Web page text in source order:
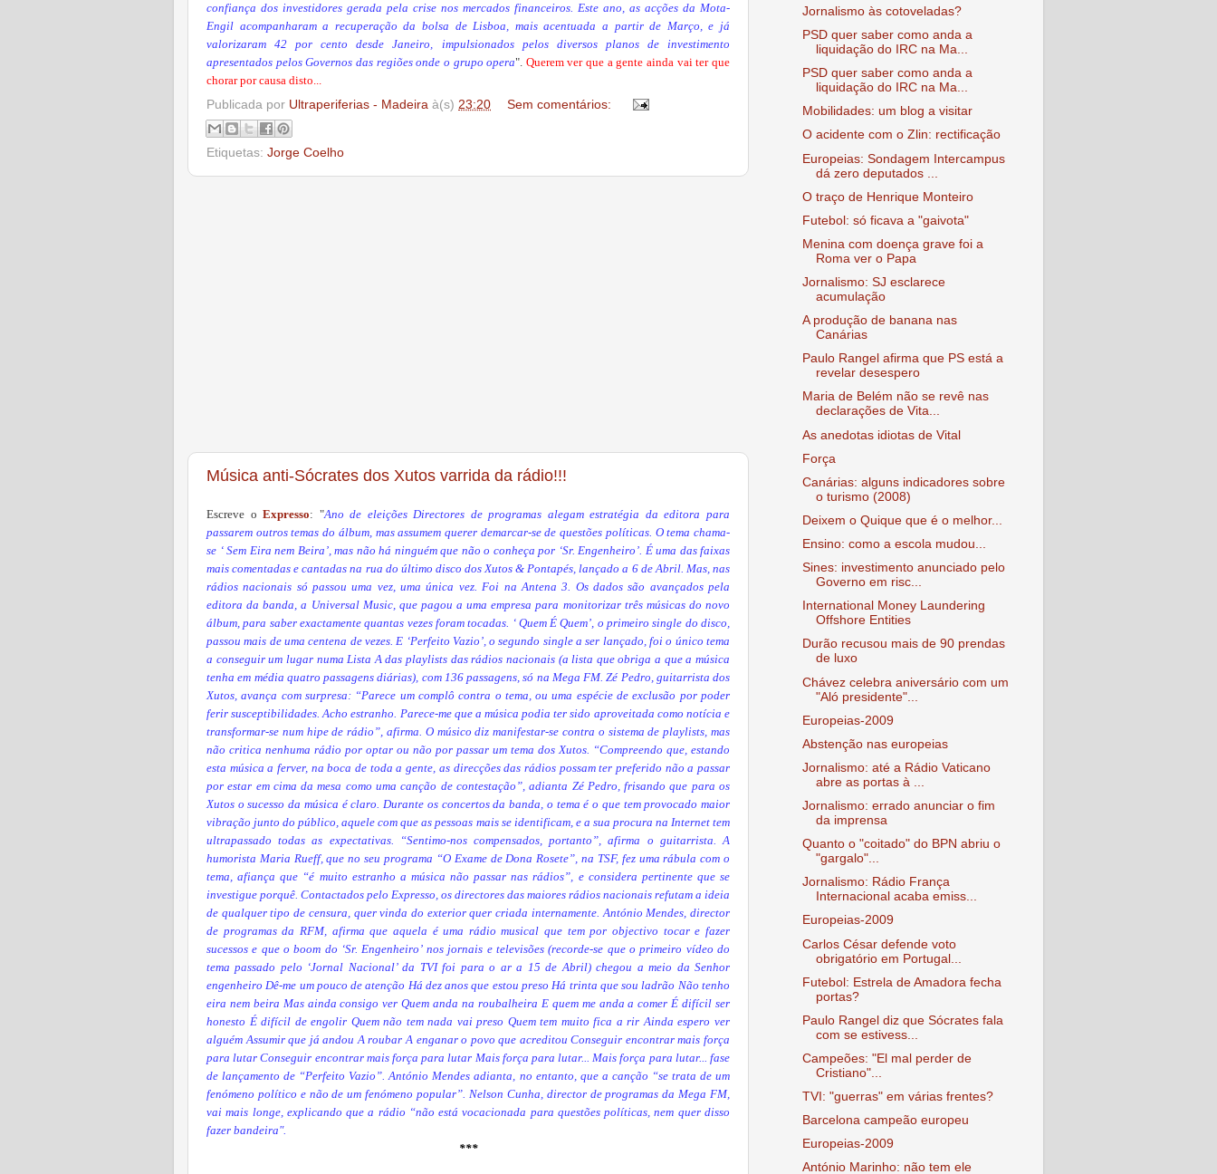
confiança dos investidores gerada pela crise nos mercados financeiros. Este ano, as acções da Mota-
Engil acompanharam a recuperação da bolsa de Lisboa, mais acentuada a partir de Março, e já
valorizaram 42 por cento desde Janeiro, impulsionados pelos diversos planos de investimento
apresentados pelos Governos das regiões onde o grupo opera". Querem ver que a gente ainda vai ter que
chorar por causa disto...
Publicada por Ultraperiferias - Madeira à(s) 23:20 Sem comentários:
Etiquetas: Jorge Coelho
Música anti-Sócrates dos Xutos varrida da rádio!!!
Escreve oExpresso: "Ano de eleições Directores de programas alegam estratégia da editora para
passarem outros temas do álbum, mas assumem querer demarcar-se de questões políticas. O tema chama-
se ‘ Sem Eira nem Beira’, mas não há ninguém que não o conheça por ‘Sr. Engenheiro’. É uma das faixas
mais comentadas e cantadas na rua do último disco dos Xutos & Pontapés, lançado a 6 de Abril. Mas, nas
rádios nacionais só passou uma vez, uma única vez. Foi na Antena 3. Os dados são avançados pela
editora da banda, a Universal Music, que pagou a uma empresa para monitorizar três músicas do novo
álbum, para saber exactamente quantas vezes foram tocadas. ‘ Quem É Quem’, o primeiro single do disco,
passou mais de uma centena de vezes. E ‘Perfeito Vazio’, o segundo single a ser lançado, foi o único tema
a conseguir um lugar numa Lista A das playlists das rádios nacionais (a lista que obriga a que a música
tenha em média quatro passagens diárias), com 136 passagens, só na Mega FM. Zé Pedro, guitarrista dos
Xutos, avança com surpresa: “Parece um complô contra o tema, ou uma espécie de exclusão por poder
ferir susceptibilidades. Acho estranho. Parece-me que a música podia ter sido aproveitada como notícia e
transformar-se num hipe de rádio”, afirma. O músico diz manifestar-se contra o sistema de playlists, mas
não critica nenhuma rádio por optar ou não por passar um tema dos Xutos. “Compreendo que, estando
esta música a ferver, na boca de toda a gente, as direcções das rádios possam ter preferido não a passar
por estar em cima da mesa como uma canção de contestação”, adianta Zé Pedro, frisando que para os
Xutos o sucesso da música é claro. Durante os concertos da banda, o tema é o que tem provocado maior
vibração junto do público, aquele com que as pessoas mais se identificam, e a sua procura na Internet tem
ultrapassado todas as expectativas. “Sentimo-nos compensados, portanto”, afirma o guitarrista. A
humorista Maria Rueff, que no seu programa “O Exame de Dona Rosete”, na TSF, fez uma rábula com o
tema, afiança que “é muito estranho a música não passar nas rádios”, e considera pertinente que se
investigue porquê. Contactados pelo Expresso, os directores das maiores rádios nacionais refutam a ideia
de qualquer tipo de censura, quer vinda do exterior quer criada internamente. António Mendes, director
de programas da RFM, afirma que aquela é uma rádio musical que tem por objectivo tocar e fazer
sucessos e que o boom do ‘Sr. Engenheiro’ nos jornais e televisões (recorde-se que o primeiro vídeo do
tema passado pelo ‘Jornal Nacional’ da TVI foi para o ar a 15 de Abril) chegou a meio da Senhor
engenheiro Dê-me um pouco de atenção Há dez anos que estou preso Há trinta que sou ladrão Não tenho
eira nem beira Mas ainda consigo ver Quem anda na roubalheira E quem me anda a comer É difícil ser
honesto É difícil de engolir Quem não tem nada vai preso Quem tem muito fica a rir Ainda espero ver
alguém Assumir que já andou A roubar A enganar o povo que acreditou Conseguir encontrar mais força
para lutar Conseguir encontrar mais força para lutar Mais força para lutar... Mais força para lutar... fase
de lançamento de “Perfeito Vazio”. António Mendes adianta, no entanto, que a canção “se trata de um
fenómeno político e não de um fenómeno popular”. Nelson Cunha, director de programas da Mega FM,
vai mais longe, explicando que a rádio “não está vocacionada para questões políticas, nem quer disso
fazer bandeira".
***
Jornalismo às cotoveladas?
PSD quer saber como anda a
liquidação do IRC na Ma...
PSD quer saber como anda a
liquidação do IRC na Ma...
Mobilidades: um blog a visitar
O acidente com o Zlin: rectificação
Europeias: Sondagem Intercampus
dá zero deputados ...
O traço de Henrique Monteiro
Futebol: só ficava a "gaivota"
Menina com doença grave foi a
Roma ver o Papa
Jornalismo: SJ esclarece
acumulação
A produção de banana nas
Canárias
Paulo Rangel afirma que PS está a
revelar desespero
Maria de Belém não se revê nas
declarações de Vita...
As anedotas idiotas de Vital
Força
Canárias: alguns indicadores sobre
o turismo (2008)
Deixem o Quique que é o melhor...
Ensino: como a escola mudou...
Sines: investimento anunciado pelo
Governo em risc...
International Money Laundering
Offshore Entities
Durão recusou mais de 90 prendas
de luxo
Chávez celebra aniversário com um
"Aló presidente"...
Europeias-2009
Abstenção nas europeias
Jornalismo: até a Rádio Vaticano
abre as portas à ...
Jornalismo: errado anunciar o fim
da imprensa
Quanto o "coitado" do BPN abriu o
"gargalo"...
Jornalismo: Rádio França
Internacional acaba emiss...
Europeias-2009
Carlos César defende voto
obrigatório em Portugal...
Futebol: Estrela de Amadora fecha
portas?
Paulo Rangel diz que Sócrates fala
com se estivess...
Campeões: "El mal perder de
Cristiano"...
TVI: "guerras" em várias frentes?
Barcelona campeão europeu
Europeias-2009
António Marinho: não tem ele